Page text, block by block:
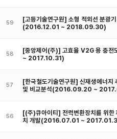
59
[고등기술연구원] 소형 적외선 분광
(2016.12.01 ~ 2018.09.30)
58
[중앙제어(주)] 고효율 V2G 용 충
~ 2017.10.31)
57
[한국철도기술연구원] 신재생에너지
및 비교분석(2016.09.20 ~
56
[(주)큐아이티] 전력변환장치를 위한
치 개발(2016.07.01 ~